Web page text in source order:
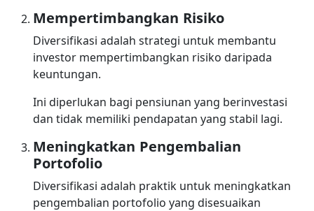
Mempertimbangkan Risiko
Diversifikasi adalah strategi untuk membantu
investor mempertimbangkan risiko daripada
keuntungan.
Ini diperlukan bagi pensiunan yang berinvestasi
dan tidak memiliki pendapatan yang stabil lagi.
Meningkatkan Pengembalian
Portofolio
Diversifikasi adalah praktik untuk meningkatkan
pengembalian portofolio yang disesuaikan